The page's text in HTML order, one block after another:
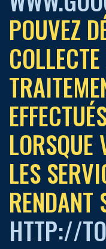
POUVEZ
LORSQUE
LES
RENDANT
HTTP://